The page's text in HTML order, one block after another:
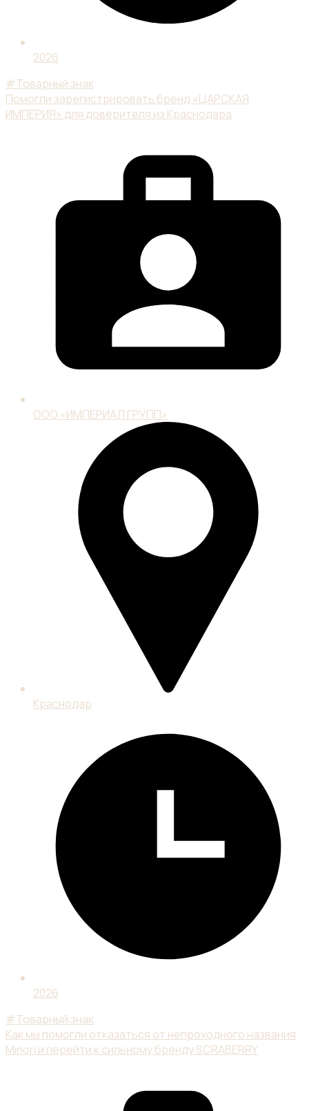
2026
#Товарный знак
Помогли зарегистрировать бренд «ЦАРСКАЯ
ИМПЕРИЯ» для доверителя из Краснодара
ООО «ИМПЕРИАЛ ГРУПП»
Краснодар
2026
#Товарный знак
Как мы помогли отказаться от непроходного названия
Minori и перейти к сильному бренду SCRABERRY